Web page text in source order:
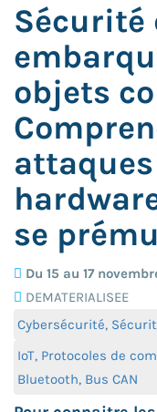
Sécurité
objets
attaques
se
Du 15 au 17
DEMATERIALISEE
Cybersécurité,
IoT, Protocoles de
Bluetooth, Bus CAN